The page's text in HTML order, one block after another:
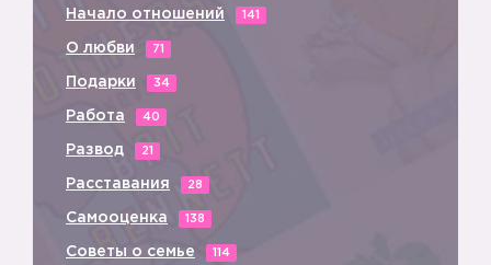
Начало отношений 141
О любви 71
Подарки 34
Работа 40
Развод 21
Расставания 28
Самооценка 138
Советы о семье 114